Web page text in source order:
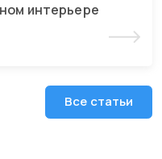
интерьере
Все статьи